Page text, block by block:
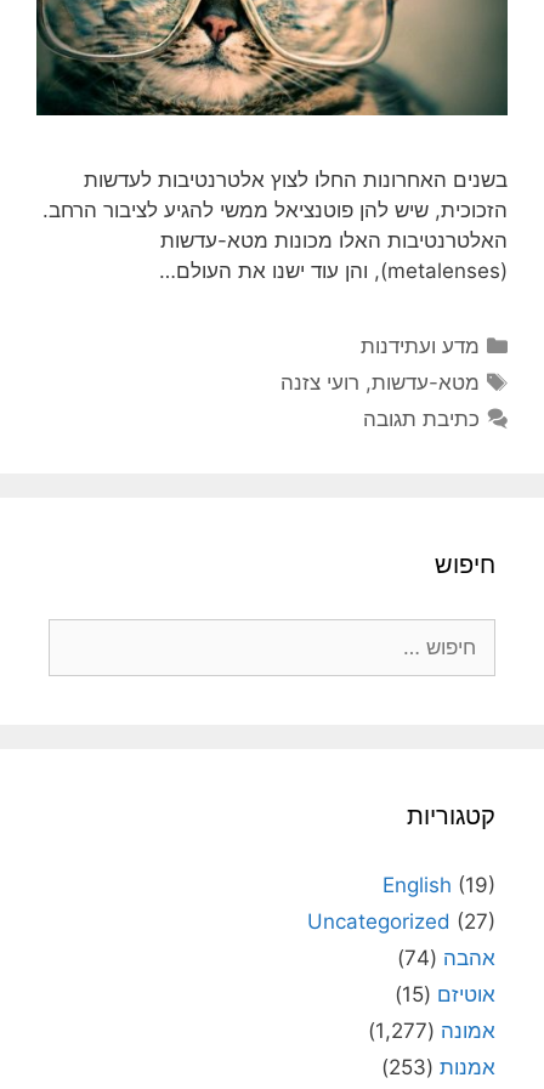
בשנים האחרונות החלו לצוץ אלטרנטיבות לעדשות
הזכוכית, שיש להן פוטנציאל ממשי להגיע לציבור הרחב.
האלטרנטיבות האלו מכונות מטא-עדשות
(metalenses), והן עוד ישנו את העולם…
קטגוריות
מדע ועתידנות
תגיות
מטא-עדשות, רועי צזנה
כתיבת תגובה
חיפוש
קטגוריות
English (19)
Uncategorized (27)
אהבה (74)
אוטיזם (15)
אמונה (1,277)
אמנות (253)